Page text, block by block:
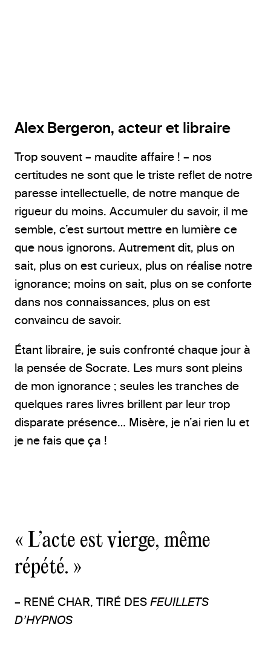
Alex Bergeron, acteur et libraire
Trop souvent – maudite affaire ! – nos
certitudes ne sont que le triste reflet de notre
paresse intellectuelle, de notre manque de
rigueur du moins. Accumuler du savoir, il me
semble, c’est surtout mettre en lumière ce
que nous ignorons. Autrement dit, plus on
sait, plus on est curieux, plus on réalise notre
ignorance; moins on sait, plus on se conforte
dans nos connaissances, plus on est
convaincu de savoir.
Étant libraire, je suis confronté chaque jour à
la pensée de Socrate. Les murs sont pleins
de mon ignorance ; seules les tranches de
quelques rares livres brillent par leur trop
disparate présence… Misère, je n’ai rien lu et
je ne fais que ça !
« L’acte est vierge, même
répété. »
– RENÉ CHAR, TIRÉ DES FEUILLETS
D’HYPNOS